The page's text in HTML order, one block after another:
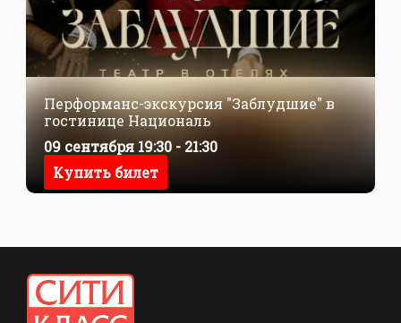
Перформанс-экскурсия "Заблудшие" в
гостинице Националь
09 сентября 19:30 - 21:30
Купить билет